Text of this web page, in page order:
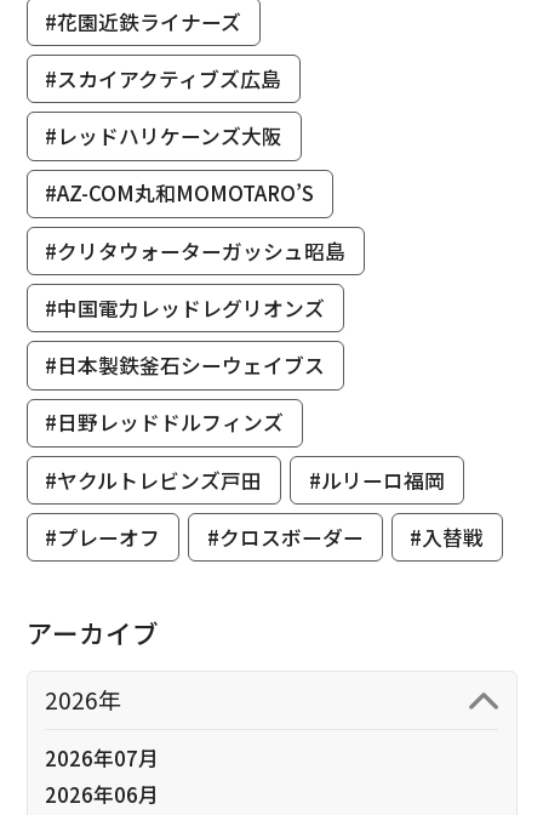
#花園近鉄ライナーズ
#スカイアクティブズ広島
#レッドハリケーンズ大阪
#AZ-COM丸和MOMOTARO’S
#クリタウォーターガッシュ昭島
#中国電力レッドレグリオンズ
#日本製鉄釜石シーウェイブス
#日野レッドドルフィンズ
#ヤクルトレビンズ戸田
#ルリーロ福岡
#プレーオフ
#クロスボーダー #入替戦
アーカイブ
2026年
2026年07月
2026年06月